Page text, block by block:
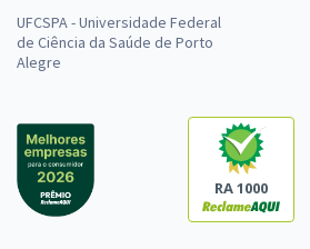
UFCSPA - Universidade Federal
de Ciência da Saúde de Porto
Alegre
RA 1000